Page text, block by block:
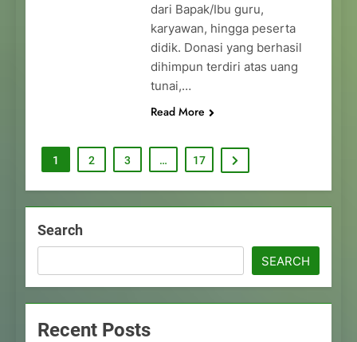
dari Bapak/Ibu guru,
karyawan, hingga peserta
didik. Donasi yang berhasil
dihimpun terdiri atas uang
tunai,…
Read More
1 2 3 … 17
Search
SEARCH
Recent Posts